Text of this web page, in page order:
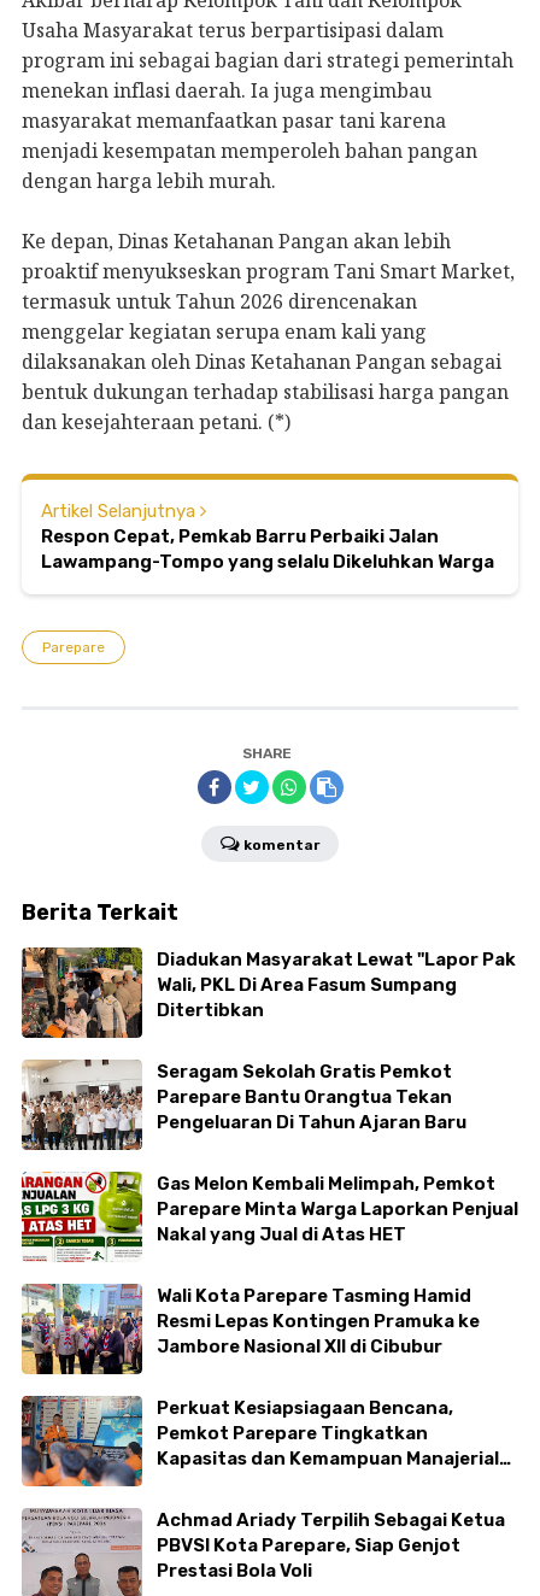
Usaha Masyarakat terus berpartisipasi dalam
program ini sebagai bagian dari strategi pemerintah
menekan inflasi daerah. Ia juga mengimbau
masyarakat memanfaatkan pasar tani karena
menjadi kesempatan memperoleh bahan pangan
dengan harga lebih murah.
Ke depan, Dinas Ketahanan Pangan akan lebih
proaktif menyukseskan program Tani Smart Market,
termasuk untuk Tahun 2026 direncenakan
menggelar kegiatan serupa enam kali yang
dilaksanakan oleh Dinas Ketahanan Pangan sebagai
bentuk dukungan terhadap stabilisasi harga pangan
dan kesejahteraan petani. (*)
Artikel Selanjutnya
Respon Cepat, Pemkab Barru Perbaiki Jalan
Lawampang-Tompo yang selalu Dikeluhkan Warga
Parepare
SHARE
komentar
Berita Terkait
Diadukan Masyarakat Lewat "Lapor Pak
Wali, PKL Di Area Fasum Sumpang
Ditertibkan
Seragam Sekolah Gratis Pemkot
Parepare Bantu Orangtua Tekan
Pengeluaran Di Tahun Ajaran Baru
Gas Melon Kembali Melimpah, Pemkot
Parepare Minta Warga Laporkan Penjual
Nakal yang Jual di Atas HET
Wali Kota Parepare Tasming Hamid
Resmi Lepas Kontingen Pramuka ke
Jambore Nasional XII di Cibubur
Perkuat Kesiapsiagaan Bencana,
Pemkot Parepare Tingkatkan
Kapasitas dan Kemampuan Manajerial
Achmad Ariady Terpilih Sebagai Ketua
PBVSI Kota Parepare, Siap Genjot
Prestasi Bola Voli